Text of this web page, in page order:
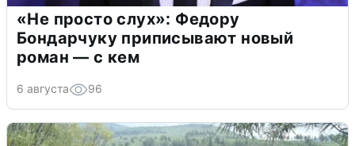
«Не просто слух»: Федору
Бондарчуку приписывают новый
роман — с кем
6 августа 96